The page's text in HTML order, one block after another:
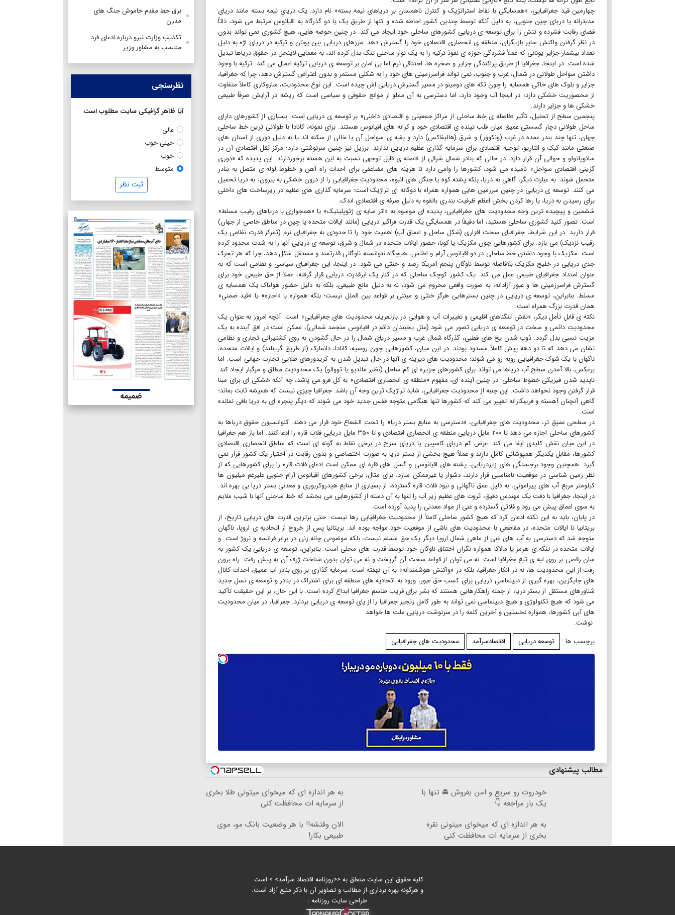
چهارمین قید جغرافیایی، «همسایگی با نقاط استراتژیک و کنترل ناهمسان بر دریاهای نیمه بسته» نام دارد. یک دریای نیمه بسته مانند دریای
مدیترانه یا دریای چین جنوبی، به دلیل آنکه توسط چندین کشور احاطه شده و تنها از طریق یک یا دو گذرگاه به اقیانوس مرتبط می شود، ذاتاً
فضای رقابت فشرده و تنش زا برای توسعه ی دریایی کشورهای ساحلی خود ایجاد می کند. در چنین حوضه هایی، هیچ کشوری نمی تواند بدون
در نظر گرفتن واکنش سایر بازیگران، منطقه ی انحصاری اقتصادی خود را گسترش دهد. مرزهای دریایی بین یونان و ترکیه در دریای اژه به دلیل
تعداد بیشمار جزایر یونانی که عملاً فشردگی حوزه ی نفوذ ترکیه را به یک نوار ساحلی تنگ بدل کرده اند، به معمایی لاینحل در حقوق دریاها تبدیل
شده است. در اینجا، جغرافیا از طریق پراکندگی جزایر و صخره ها، اختناقی نرم اما بی امان بر توسعه ی دریایی ترکیه اعمال می کند. ترکیه با وجود
داشتن سواحل طولانی در شمال، غرب و جنوب، نمی تواند فراسرزمینی های خود را به شکلی مستمر و بدون اعتراض گسترش دهد، چرا که جغرافیا،
جزایر و بلوک های خاکی همسایه را چون تکه های دومینو در مسیر گسترش دریایی اش چیده است. این نوع محدودیت، سازوکاری کاملاً متفاوت
از محصوریت خشکی دارد؛ در اینجا آب وجود دارد، اما دسترسی به آن مملو از موانع حقوقی و سیاسی است که ریشه در آرایش صرفاً طبیعی
خشکی ها و جزایر دارند.
پنجمین سطح از تحلیل، تأثیر «فاصله ی خط ساحلی از مراکز جمعیتی و اقتصادی داخلی» بر توسعه ی دریایی است. بسیاری از کشورهای دارای
ساحل طولانی دچار گسستی عمیق میان قلب تپنده ی اقتصادی خود و کرانه های اقیانوس هستند. برای نمونه، کانادا با طولانی ترین خط ساحلی
جهان، تنها چند بندر عمده در غرب (ونکوور) و شرق (هالیفاکس) دارد و بقیه ی سواحل آن یا خالی از سکنه اند یا به دلیل دوری از استان های
صنعتی مانند کبک و انتاریو، توجیه اقتصادی برای سرمایه گذاری عظیم دریایی ندارند. برزیل نیز چنین سرنوشتی دارد؛ مرکز ثقل اقتصادی آن در
سائوپائولو و حوالی آن قرار دارد، در حالی که بنادر شمال شرقی از فاصله ی قابل توجهی نسبت به این هسته برخوردارند. این پدیده که «دوری
گزینی اقتصادی سواحل» نامیده می شود، کشورها را وامی دارد تا هزینه های مضاعفی برای احداث راه آهن و خطوط لوله ی متصل به بنادر
متحمل شوند. به عبارت دیگر، گاهی نه دریا، بلکه پشته کوه یا جنگل های انبوه، محدودیت جغرافیایی را از درون خشکی به بیرون، به دریا تحمیل
می کنند. توسعه ی دریایی در چنین سرزمین هایی همواره همراه با دوگانه ای تراژیک است: سرمایه گذاری های عظیم در زیرساخت های داخلی
برای رسیدن به دریا، یا رها کردن بخش اعظم ظرفیت بندری بالقوه به دلیل صرفه ی اقتصادی اندک.
ششمین و پیچیده ترین وجه محدودیت های جغرافیایی، پدیده ای موسوم به «اثر سایه ی ژئوپلیتیک» یا «همجواری با دریاهای رقیب مسلط»
است. تصور کنید کشوری ساحلی هستید، اما دقیقاً در همسایگی یک قدرت فراگیر دریایی (مانند ایالات متحده یا چین در مناطق خاصی از جهان)
قرار دارید. در این شرایط، جغرافیای سخت افزاری (شکل ساحل و اعماق آب) اهمیت خود را تا حدودی به جغرافیای نرم (تمرکز قدرت نظامی یک
رقیب نزدیک) می بازد. برای کشورهایی چون مکزیک یا کوبا، حضور ایالات متحده در شمال و شرق، توسعه ی دریایی آنها را به شدت محدود کرده
است. مکزیک با وجود داشتن خط ساحلی در دو اقیانوس آرام و اطلس، هیچگاه نتوانسته ناوگانی قدرتمند و مستقل شکل دهد، چرا که هر تحرک
جدی دریایی در خلیج مکزیک بلافاصله توسط ناوگان پنجم آمریکا رصد و خنثی می شود. در اینجا، این جغرافیای سیاسی و نظامی است که به
عنوان امتداد جغرافیای طبیعی عمل می کند. یک کشور کوچک ساحلی که در کنار یک ابرقدرت دریایی قرار گرفته، عملاً از حق طبیعی خود برای
گسترش فراسرزمینی ها و عبور آزادانه، به صورت واقعی محروم می شود، نه به دلیل مانع طبیعی، بلکه به دلیل حضور هولناک یک همسایه ی
مسلط. بنابراین، توسعه ی دریایی در چنین بسترهایی هرگز خنثی و مبتنی بر قواعد بین الملل نیست؛ بلکه همواره با «اجازه» یا «قید ضمنی»
همان قدرت بزرگ همراه است.
نکته ی قابل تأمل دیگر، «نقش تنگناهای اقلیمی و تغییرات آب و هوایی در بازتعریف محدودیت های جغرافیایی» است. آنچه امروز به عنوان یک
محدودیت دائمی و سخت در توسعه ی دریایی تصور می شود (مثل یخبندان دائم در اقیانوس منجمد شمالی)، ممکن است در افق آینده به یک
مزیت نسبی بدل گردد. ذوب شدن یخ های قطبی، گذرگاه شمال غرب و مسیر دریای شمال را در حال گشودن به روی کشتیرانی تجاری و نظامی
نشان می دهد که تا دو دهه پیش کاملاً مسدود بودند. در این میان، کشورهایی چون روسیه، کانادا، دانمارک (از طریق گرینلند) و ایالات متحده،
ناگهان با یک شوک جغرافیایی روبه رو می شوند: محدودیت های دیرینه ی آنها در حال تبدیل شدن به کریدورهای طلایی تجارت جهانی است. اما
برعکس، بالا آمدن سطح آب دریاها می تواند برای کشورهای جزیره ای کم ساحل (نظیر مالدیو یا تووالو) یک محدودیت مطلق و مرگبار ایجاد کند:
ناپدید شدن فیزیکی خطوط ساحلی. در چنین آینده ای، مفهوم «منطقه ی انحصاری اقتصادی» به کل فرو می پاشد، چه آنکه خشکی ای برای مبنا
قرار گرفتن وجود نخواهد داشت. این جنبه از محدودیت جغرافیایی، شاید تراژیک ترین وجه آن باشد: جغرافیا چیزی نیست که همیشه ثابت بماند؛
گاهی آنچنان آهسته و فریبکارانه تغییر می کند که کشورها تنها هنگامی متوجه قفس جدید خود می شوند که دیگر پنجره ای به دریا باقی نمانده
است.
در سطحی عمیق تر، محدودیت های جغرافیایی، «دسترسی به منابع بستر دریا» را تحت الشعاع خود قرار می دهند. کنوانسیون حقوق دریاها به
کشورهای ساحلی اجازه می دهد تا ۲۰۰ مایل دریایی منطقه ی انحصاری اقتصادی و تا ۳۵۰ مایل دریایی فلات قاره را ادعا کنند. اما باز هم جغرافیا
در این میان نقش کلیدی ایفا می کند. عرض کم دریای کاسپین یا دریای سرخ در برخی نقاط به گونه ای است که مناطق انحصاری اقتصادی
کشورها، مقابل یکدیگر همپوشانی کامل دارند و عملاً هیچ بخشی از بستر دریا به صورت اختصاصی و بدون رقابت در اختیار یک کشور قرار نمی
گیرد. همچنین وجود برجستگی های زیردریایی، پشته های اقیانوسی و گسل های قاره ای ممکن است ادعای فلات قاره را برای کشورهایی که از
نظر زمین شناسی در موقعیت نامناسبی قرار دارند، دشوار یا غیرممکن سازد. برای مثال، برخی کشورهای اقیانوس آرام جنوبی علیرغم میلیون ها
کیلومتر مربع آب های پیرامونی، به دلیل عمق ناگهانی و نبود فلات قاره گسترده، از بسیاری از منابع هیدروکربوری و معدنی بستر دریا بی بهره اند.
در اینجا، جغرافیا با دقت یک مهندس دقیق، ثروت های عظیم زیر آب را تنها به آن دسته از کشورهایی می بخشد که خط ساحلی آنها با شیب ملایم
به سوی اعماق پیش می رود و فلاتی گسترده و غنی از مواد معدنی را پدید آورده است.
در پایان، باید به این نکته اذعان کرد که هیچ کشور ساحلی کاملاً از محدودیت جغرافیایی رها نیست. حتی برترین قدرت های دریایی تاریخ، از
بریتانیا تا ایالات متحده، در مقاطعی با محدودیت های ناشی از موقعیت خود مواجه بوده اند. بریتانیا پس از خروج از اتحادیه ی اروپا، ناگهان
متوجه شد که دسترسی به آب های غنی از ماهی شمال اروپا دیگر یک حق مسلم نیست، بلکه موضوعی چانه زنی در برابر فرانسه و نروژ است. و
ایالات متحده در تنگه ی هرمز یا مالاکا همواره نگران اختناق ناوگان خود توسط قدرت های محلی است. بنابراین، توسعه ی دریایی یک کشور به
سان رقصی بر روی لبه ی تیغ جغرافیا است: نه می توان از قواعد سخت آن گریخت و نه می توان بدون شناخت ژرف آن به پیش رفت. راه برون
رفت از این محدودیت ها، نه در انکار جغرافیا، بلکه در «واکنش هوشمندانه» به آن نهفته است. سرمایه گذاری بر روی بنادر آب عمیق، احداث کانال
های جایگزین، بهره گیری از دیپلماسی دریایی برای کسب حق عبور، ورود به اتحادیه های منطقه ای برای اشتراک در بنادر و توسعه ی نسل جدید
شناورهای مستقل از بستر دریا، از جمله راهکارهایی هستند که بشر برای فریب طلسم جغرافیا ابداع کرده است. با این حال، بر این حقیقت تأکید
می شود که هیچ تکنولوژی و هیچ دیپلماسی نمی تواند به طور کامل زنجیر جغرافیا را از پای توسعه ی دریایی بردارد. جغرافیا، در میان محدودیت
های آبی کشورها، همواره نخستین و آخرین کلمه را در سرنوشت دریایی ملت ها خواهد
نوشت.
برچسب ها :
توسعه دریایی اقتصادسرآمد محدودیت های جغرافیایی
مطالب پیشنهادی
خودروت رو سریع و امن بفروش 🚘 تنها با
یک بار مراجعه 👇
به هر اندازه ای که میخوای میتونی طلا بخری
از سرمایه ات محافظت کنی
به هر اندازه ای که میخوای میتونی نقره
بخری از سرمایه ات محافظت کنی
الان وقتشه‼️ با هر وضعیت بانک مو، موی
طبیعی بکار!
برق خط مقدم خاموش جنگ های
مدرن
تکذیب وزارت نیرو درباره ادعای فرد
منتسب به مشاور وزیر
نظرسنجی
آیا ظاهر گرافیکی سایت مطلوب است
عالی
خیلی خوب
خوب
متوسط
ثبت نظر
ضمیمه
کلیه حقوق این سایت متعلق به <<روزنامه اقتصاد سرآمد> > است.
و هرگونه بهره برداری از مطالب و تصاویر آن با ذکر منبع آزاد است.
طراحی سایت روزنامه :